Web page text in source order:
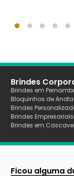
Brindes
Brindes em
Bloquinhos de
Brindes
Brindes Empresariais
Brindes em Cascavel
Ficou alguma